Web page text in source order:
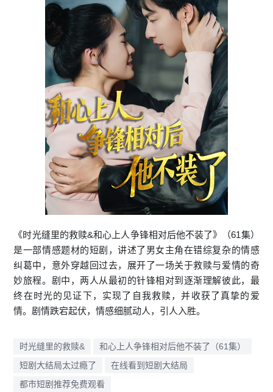
《时光缝里的救赎&和心上人争锋相对后他不装了》（61集）
是一部情感题材的短剧，讲述了男女主角在错综复杂的情感
纠葛中，意外穿越回过去，展开了一场关于救赎与爱情的奇
妙旅程。剧中，两人从最初的针锋相对到逐渐理解彼此，最
终在时光的见证下，实现了自我救赎，并收获了真挚的爱
情。剧情跌宕起伏，情感细腻动人，引人入胜。
时光缝里的救赎&
和心上人争锋相对后他不装了（61集）
短剧大结局太过瘾了
在线看到短剧大结局
都市短剧推荐免费观看